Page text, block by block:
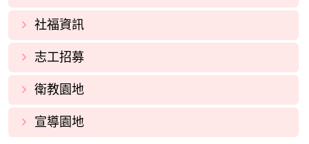
社福資訊
志工招募
衛教園地
宣導園地